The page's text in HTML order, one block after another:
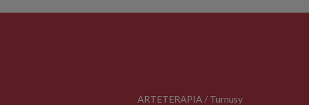
ARTETERAPIA / Turnusy